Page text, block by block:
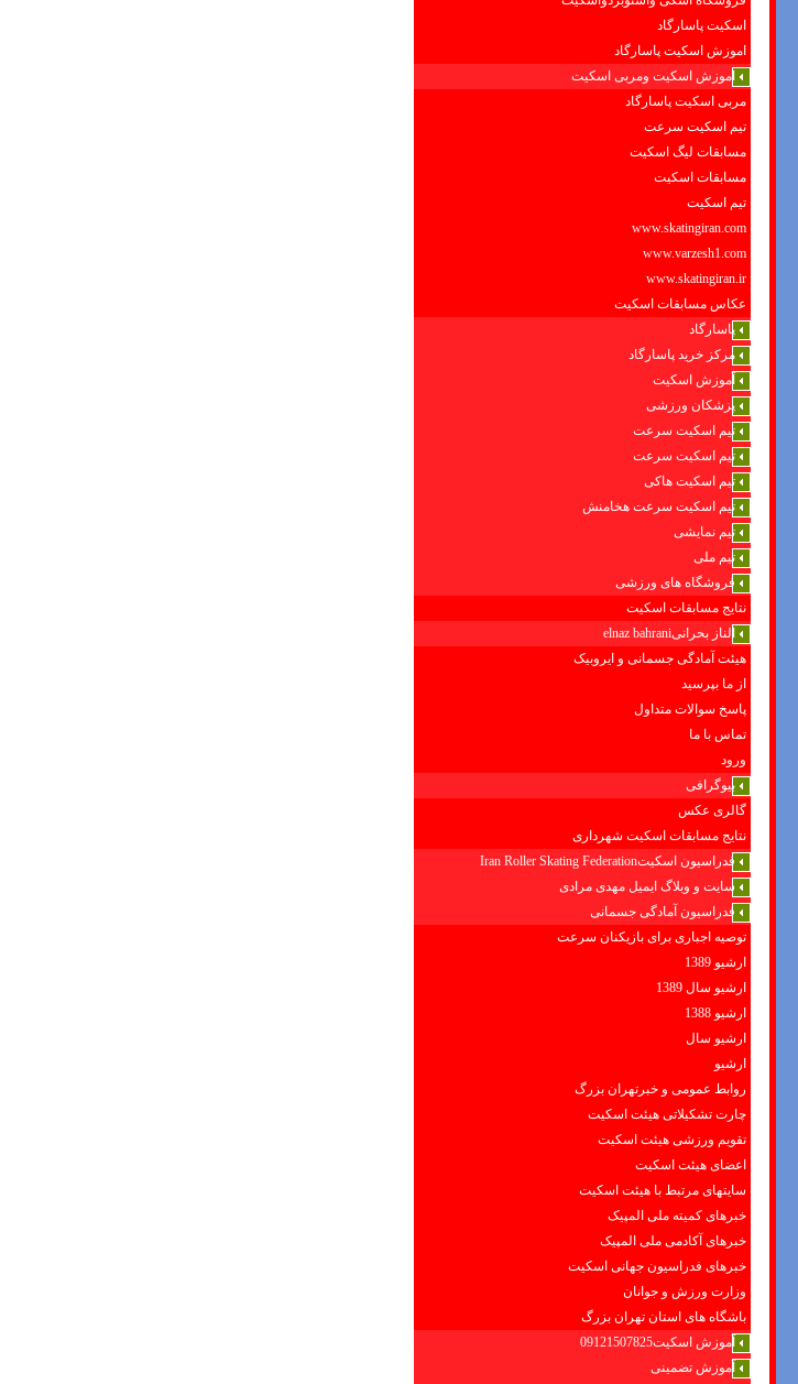
اسکیت پاسارگاد
اموزش اسکیت پاسارگاد
اموزش اسکیت ومربی اسکیت
مربی اسکیت پاسارگاد
تیم اسکیت سرعت
مسابقات لیگ اسکیت
مسابقات اسکیت
تیم اسکیت
www.skatingiran.com
www.varzesh1.com
www.skatingiran.ir
عکاس مسابقات اسکیت
پاسارگاد
مرکز خرید پاسارگاد
آموزش اسکیت
پزشکان ورزشی
تیم اسکیت سرعت
تیم اسکیت سرعت
تیم اسکیت هاکی
تیم اسکیت سرعت هخامنش
تیم نمایشی
تیم ملی
فروشگاه های ورزشی
نتایج مسابقات اسکیت
الناز بحرانیelnaz bahrani
هیئت آمادگی جسمانی و ایروبیک
از ما بپرسید
پاسخ سوالات متداول
تماس با ما
ورود
بیوگرافی
گالری عکس
نتایج مسابقات اسکیت شهرداری
فدراسیون اسکیتIran Roller Skating Federation
سایت و وبلاگ ایمیل مهدی مرادی
فدراسیون آمادگی جسمانی
توصیه اجباری برای بازیکنان سرعت
ارشیو 1389
ارشیو سال 1389
ارشیو 1388
ارشیو سال
ارشیو
روابط عمومی و خبرتهران بزرگ
چارت تشکیلاتی هیئت اسکیت
تقویم ورزشی هیئت اسکیت
اعضای هیئت اسکیت
سایتهای مرتبط با هیئت اسکیت
خبرهای کمیته ملی المپیک
خبرهای آکادمی ملی المپیک
خبرهای فدراسیون جهانی اسکیت
وزارت ورزش و جوانان
باشگاه های استان تهران بزرگ
آموزش اسکیت09121507825
آموزش تضمینی